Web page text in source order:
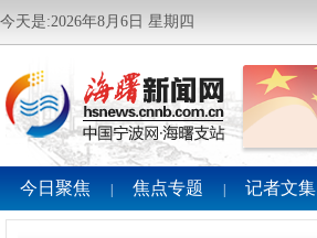
今天是:2026年8月6日 星期四
今日聚焦 焦点专题 记者文集